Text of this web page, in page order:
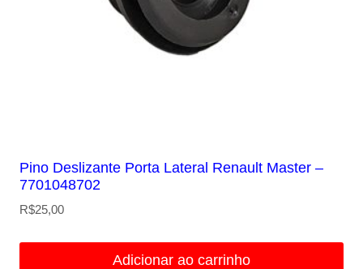
Pino Deslizante Porta Lateral Renault Master –
7701048702
R$25,00
Adicionar ao carrinho